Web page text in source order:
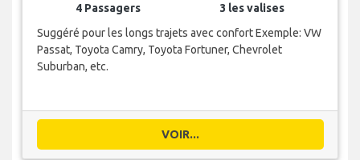
4 Passagers
3 les valises
Suggéré pour les longs trajets avec confort Exemple: VW
Passat, Toyota Camry, Toyota Fortuner, Chevrolet
Suburban, etc.
VOIR...